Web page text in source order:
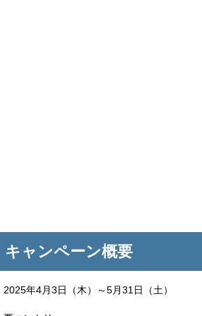
キャンペーン概要
2025年4月3日（木）～5月31日（土）